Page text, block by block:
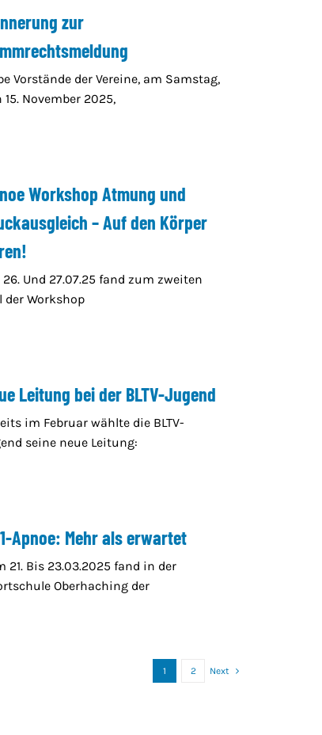
zur
Vorstände der Vereine, am Samstag,
15. November 2025,
Workshop Atmung und
– Auf den Körper
26. Und 27.07.25 fand zum zweiten
der Workshop
Leitung bei der BLTV-Jugend
im Februar wählte die BLTV-
seine neue Leitung:
Apnoe: Mehr als erwartet
21. Bis 23.03.2025 fand in der
Oberhaching der
1 2 Next